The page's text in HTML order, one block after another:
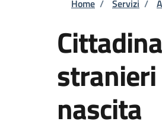
Home / Servizi /
nascita